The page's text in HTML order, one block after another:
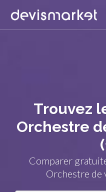
Trouvez
Orchestre
Comparer
Orchestre de